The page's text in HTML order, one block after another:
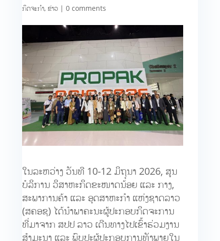
ກິດຈະກຳ, ຂ່າວ| 0 comments
ໃນລະຫວ່າງ ວັນທີ 10-12 ມິຖຸນາ 2026, ສູນ
ບໍລິການ ວິສາຫະກິດຂະໜາດນ້ອຍ ແລະ ກາງ,
ສະພາການຄ້າ ແລະ ອຸດສາຫະກຳ ແຫ່ງຊາດລາວ
(ສຄອຊ) ໄດ້ນຳພາຄະນະຜູ້ປະກອບກິດຈະການ
ທີ່ມາຈາກ ສປປ ລາວ ເດີນທາງໄປເຂົ້າຮ່ວມງານ
ສໍາມະນາ ແລະ ພົບປະຜູ້ປະກອບການທັງພາຍໃນ